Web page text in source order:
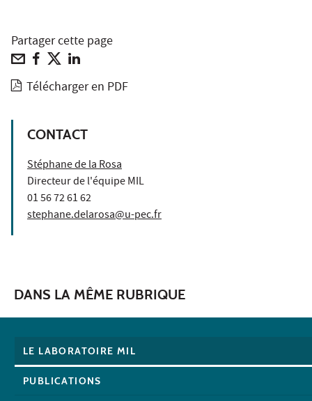
Partager cette page
Télécharger en PDF
CONTACT
Stéphane de la Rosa
Directeur de l'équipe MIL
01 56 72 61 62
stephane.delarosa@u-pec.fr
DANS LA MÊME RUBRIQUE
LE LABORATOIRE MIL
PUBLICATIONS